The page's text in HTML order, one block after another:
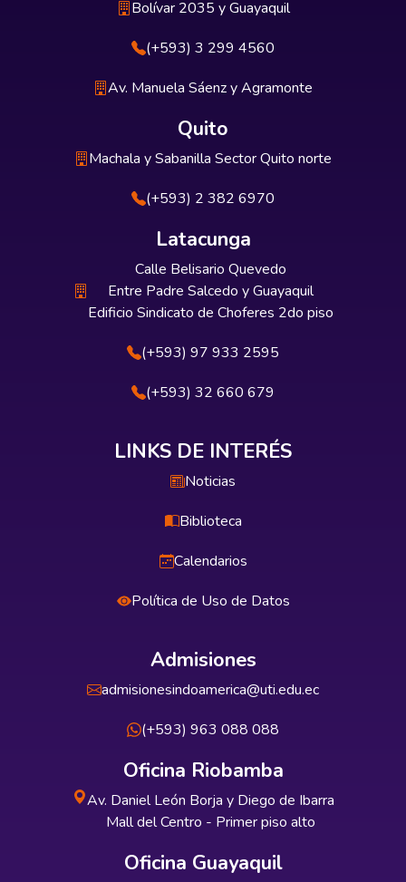
Bolívar 2035 y Guayaquil
(+593) 3 299 4560
Av. Manuela Sáenz y Agramonte
Quito
Machala y Sabanilla Sector Quito norte
(+593) 2 382 6970
Latacunga
Calle Belisario Quevedo
Entre Padre Salcedo y Guayaquil
Edificio Sindicato de Choferes 2do piso
(+593) 97 933 2595
(+593) 32 660 679
LINKS DE INTERÉS
Noticias
Biblioteca
Calendarios
Política de Uso de Datos
Admisiones
admisionesindoamerica@uti.edu.ec
(+593) 963 088 088
Oficina Riobamba
Av. Daniel León Borja y Diego de Ibarra
Mall del Centro - Primer piso alto
Oficina Guayaquil